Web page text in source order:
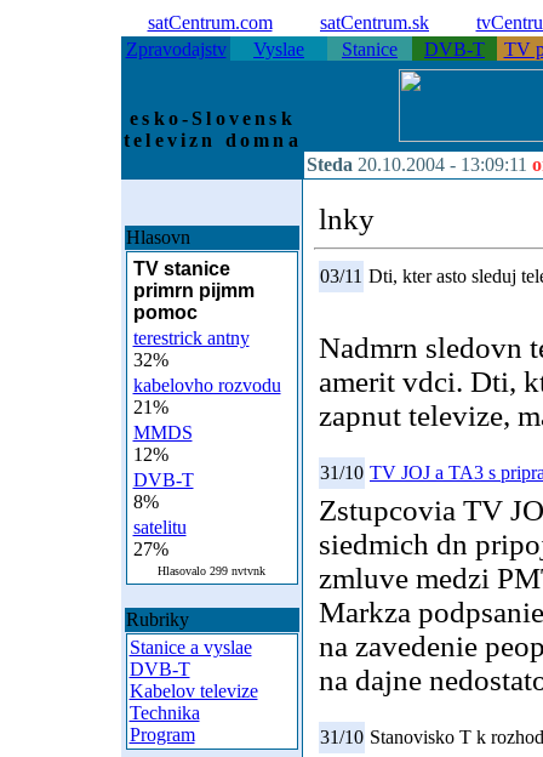
satCentrum.com satCentrum.sk
Zpravodajstv
Vyslae Stanice DVB-T TV
esko-Slovensk
televizn domna
Steda 20.10.2004 - 13:09:11
Hlasovn
TV stanice
primrn pijmm
pomoc
terestrick antny
32%
kabelovho rozvodu
21%
MMDS
12%
DVB-T
8%
satelitu
27%
Hlasovalo 299 nvtvnk
Rubriky
Stanice a vyslae
DVB-T
Kabelov televize
Technika
Program
lnky
03/11 Dti, kter asto sleduj
Nadmrn sledovn
amerit vdci. Dti,
zapnut televize,
31/10 TV JOJ a TA3 s
Zstupcovia TV
siedmich dn
zmluve medzi
Markza
na zavedenie
na dajne
31/10 Stanovisko T k